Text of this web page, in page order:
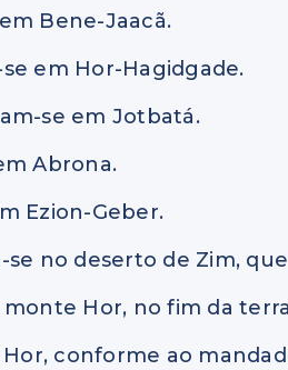
Bene-Jaacã.
em Hor-Hagidgade.
se em Jotbatá.
Abrona.
Ezion-Geber.
se no deserto de Zim,
Hor, no fim da
conforme ao